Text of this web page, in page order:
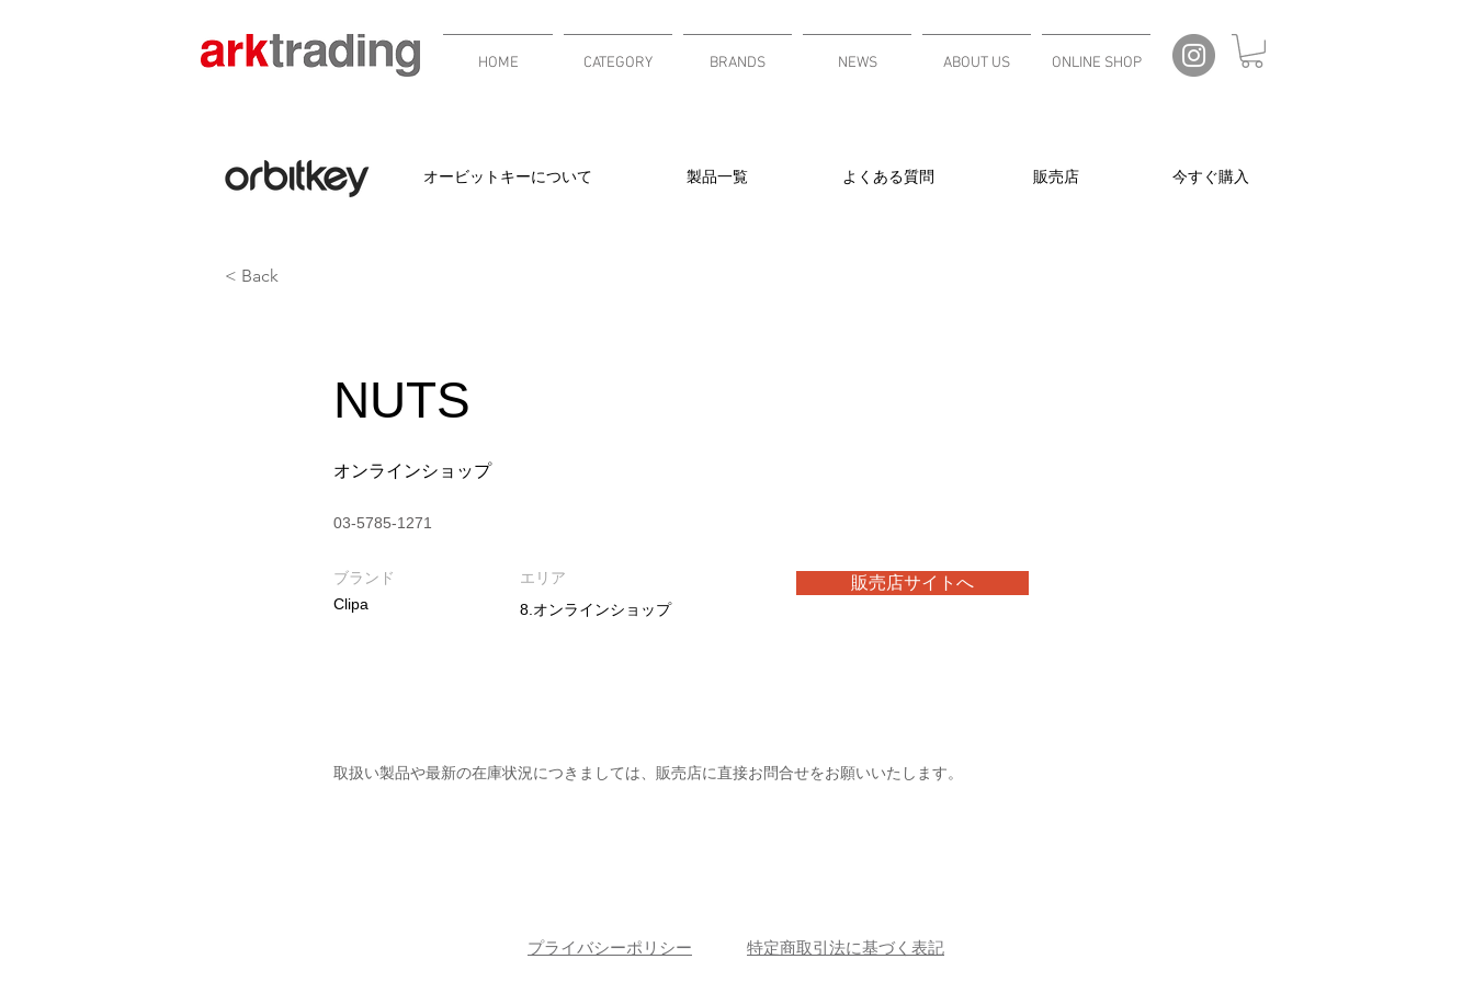
HOME CATEGORY BRANDS NEWS ABOUT US ONLINE SHOP
オービットキーについて 製品一覧 よくある質問 販売店 今すぐ購入
< Back
​NUTS
オンラインショップ
03-5785-1271
ブランド
Clipa
エリア
8.オンラインショップ
販売店サイトへ
取扱い製品や最新の在庫状況につきましては、販売店に直接お問合せをお願いいたします。
プライバシーポリシー 特定商取引法に基づく表記